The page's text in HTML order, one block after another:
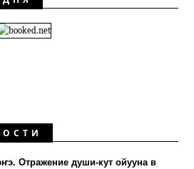
Отражение души-кут ойууна в